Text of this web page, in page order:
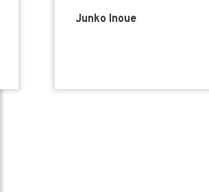
Junko Inoue